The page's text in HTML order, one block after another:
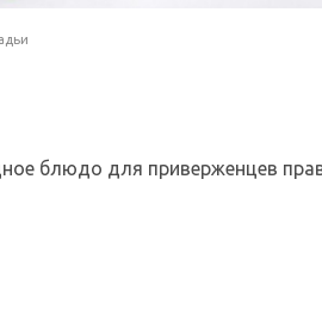
блюдо для приверженцев